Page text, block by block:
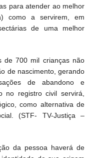
para atender ao melhor
como a servirem, em
de uma melhor
de 700 mil crianças não
de nascimento, gerando
de abandono e
no registro civil servirá,
como alternativa de
(STF- TV-Justiça –
da pessoa haverá de